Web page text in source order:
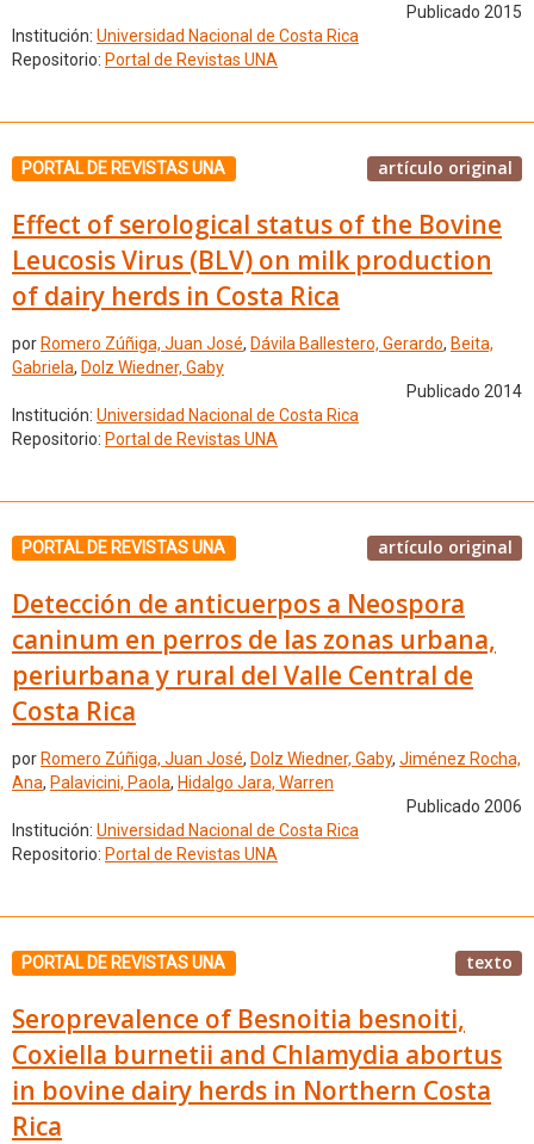
Publicado 2015
Institución: Universidad Nacional de Costa Rica
Repositorio: Portal de Revistas UNA
PORTAL DE REVISTAS UNA artículo original
Effect of serological status of the Bovine
Leucosis Virus (BLV) on milk production
of dairy herds in Costa Rica
por Romero Zúñiga, Juan José, Dávila Ballestero, Gerardo, Beita,
Gabriela, Dolz Wiedner, Gaby
Publicado 2014
Institución: Universidad Nacional de Costa Rica
Repositorio: Portal de Revistas UNA
PORTAL DE REVISTAS UNA artículo original
Detección de anticuerpos a Neospora
caninum en perros de las zonas urbana,
periurbana y rural del Valle Central de
Costa Rica
por Romero Zúñiga, Juan José, Dolz Wiedner, Gaby, Jiménez Rocha,
Ana, Palavicini, Paola, Hidalgo Jara, Warren
Publicado 2006
Institución: Universidad Nacional de Costa Rica
Repositorio: Portal de Revistas UNA
PORTAL DE REVISTAS UNA texto
Seroprevalence of Besnoitia besnoiti,
Coxiella burnetii and Chlamydia abortus
in bovine dairy herds in Northern Costa
Rica